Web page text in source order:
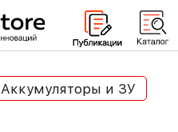
Аккумуляторы и ЗУ